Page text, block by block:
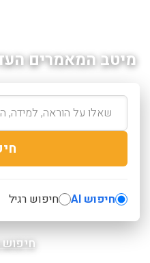
מיטב המאמרים
חיפוש AI חיפוש רגיל